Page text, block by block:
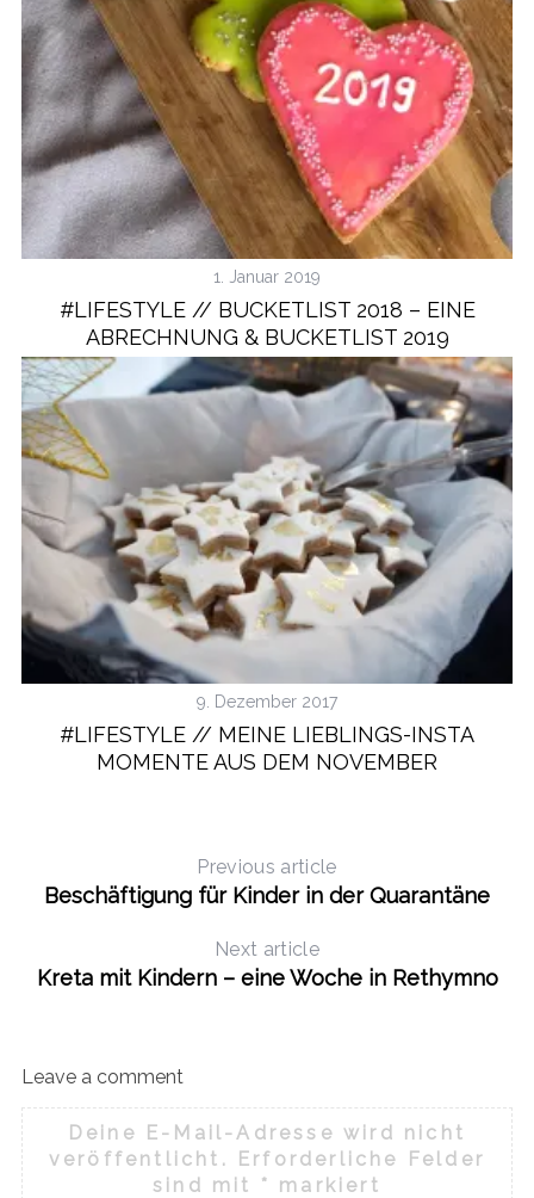
1. Januar 2019
#LIFESTYLE // BUCKETLIST 2018 – EINE
ABRECHNUNG & BUCKETLIST 2019
9. Dezember 2017
#LIFESTYLE // MEINE LIEBLINGS-INSTA
MOMENTE AUS DEM NOVEMBER
Previous article
Beschäftigung für Kinder in der Quarantäne
Next article
Kreta mit Kindern – eine Woche in Rethymno
Leave a comment
Deine E-Mail-Adresse wird nicht
veröffentlicht.
Erforderliche Felder
sind mit * markiert